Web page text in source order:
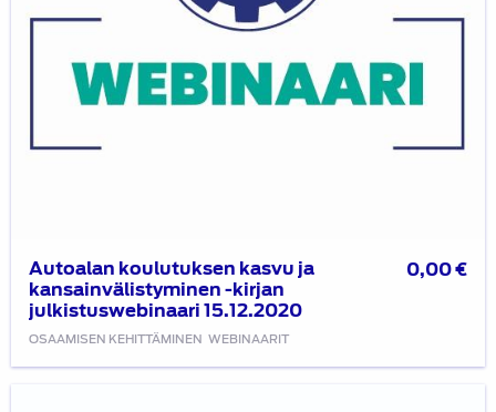
Autoalan koulutuksen kasvu ja
kansainvälistyminen -kirjan
julkistuswebinaari 15.12.2020
OSAAMISEN KEHITTÄMINEN WEBINAARIT
0,00€